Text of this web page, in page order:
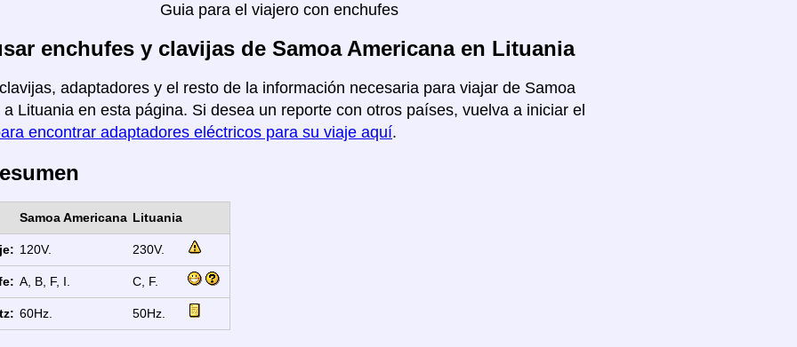
Guia para el viajero con enchufes
enchufes y clavijas de Samoa Americana en Lituania
adaptadores y el resto de la información necesaria para viajar de Samoa
Lituania en esta página. Si desea un reporte con otros países, vuelva a iniciar el
encontrar adaptadores eléctricos para su viaje aquí.
Samoa Americana Lituania
120V. 230V.
A, B, F, I. C, F.
60Hz. 50Hz.